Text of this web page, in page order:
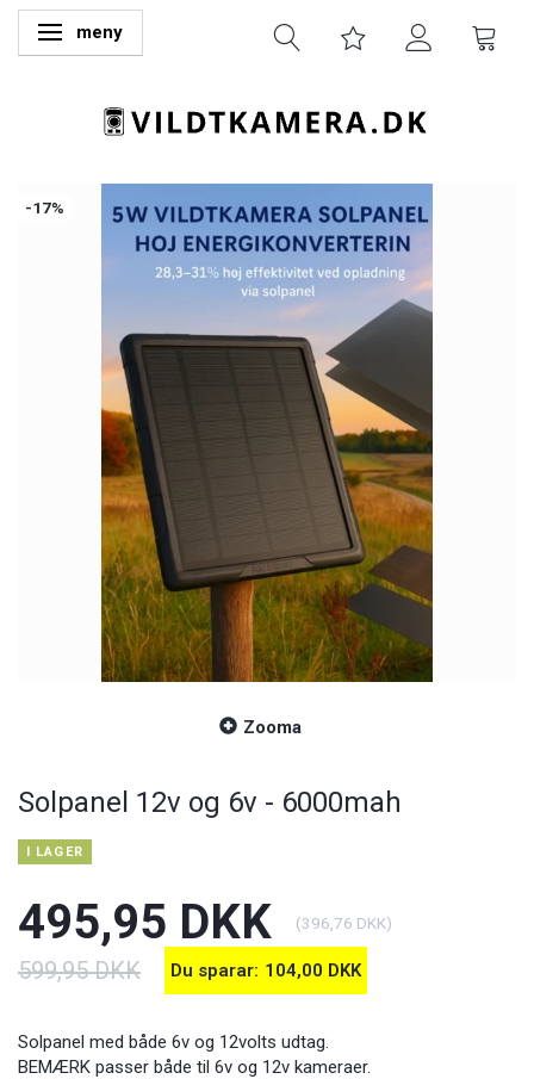
Ändra navigering
meny
-17%
Zooma
Solpanel 12v og 6v - 6000mah
I LAGER
495,95 DKK (396,76 DKK)
599,95 DKK Du sparar: 104,00 DKK
Solpanel med både 6v og 12volts udtag.
BEMÆRK passer både til 6v og 12v kameraer.